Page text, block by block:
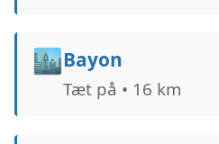
🏙️Bayon
Tæt på • 16 km